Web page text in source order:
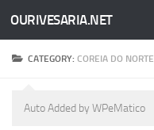
Skip to content
OURIVESARIA.NET
CATEGORY:COREIA DO NORTE
Auto Added by WPeMatico